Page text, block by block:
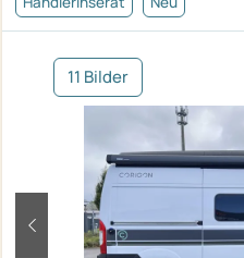
11 Bilder
zurück